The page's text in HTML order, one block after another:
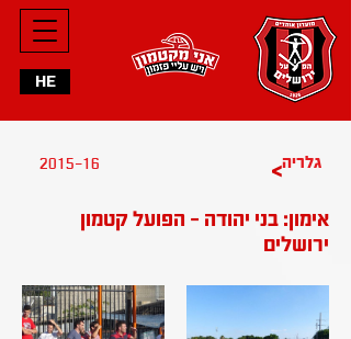
HE
2015-16 >גלריה
אימון: בני יהודה - הפועל קטמון
ירושלים